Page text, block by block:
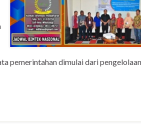
pemerintahan dimulai dari pengelolaan